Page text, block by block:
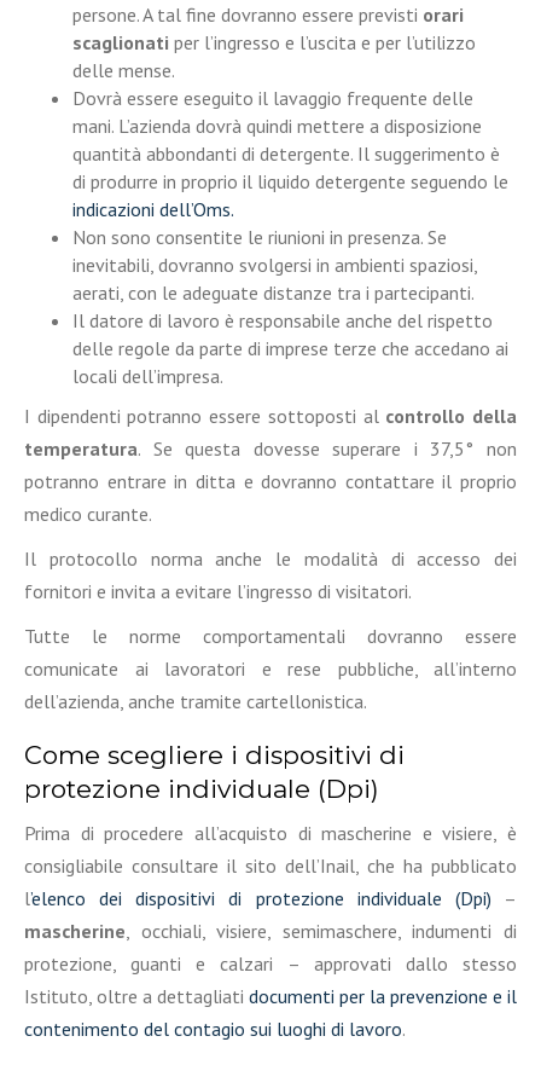
persone. A tal fine dovranno essere previsti orari
scaglionati per l’ingresso e l’uscita e per l’utilizzo
delle mense.
Dovrà essere eseguito il lavaggio frequente delle
mani. L’azienda dovrà quindi mettere a disposizione
quantità abbondanti di detergente. Il suggerimento è
di produrre in proprio il liquido detergente seguendo le
indicazioni dell’Oms.
Non sono consentite le riunioni in presenza. Se
inevitabili, dovranno svolgersi in ambienti spaziosi,
aerati, con le adeguate distanze tra i partecipanti.
Il datore di lavoro è responsabile anche del rispetto
delle regole da parte di imprese terze che accedano ai
locali dell’impresa.
I dipendenti potranno essere sottoposti al controllo della
temperatura. Se questa dovesse superare i 37,5° non
potranno entrare in ditta e dovranno contattare il proprio
medico curante.
Il protocollo norma anche le modalità di accesso dei
fornitori e invita a evitare l’ingresso di visitatori.
Tutte le norme comportamentali dovranno essere
comunicate ai lavoratori e rese pubbliche, all’interno
dell’azienda, anche tramite cartellonistica.
Come scegliere i dispositivi di
protezione individuale (Dpi)
Prima di procedere all’acquisto di mascherine e visiere, è
consigliabile consultare il sito dell’Inail, che ha pubblicato
l’elenco dei dispositivi di protezione individuale (Dpi) –
mascherine , occhiali, visiere, semimaschere, indumenti di
protezione, guanti e calzari – approvati dallo stesso
Istituto, oltre a dettagliati documenti per la prevenzione e il
contenimento del contagio sui luoghi di lavoro.